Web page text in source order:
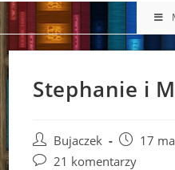
Stephanie i
Post
author:
Bujaczek
Post
published:
17
Post21 komentarzy